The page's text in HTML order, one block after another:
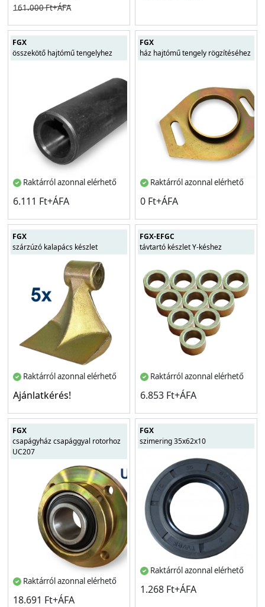
161.000 Ft+ÁFA
FGX
összekötő hajtómű tengelyhez
Raktárról azonnal elérhető
6.111 Ft+ÁFA
FGX
ház hajtómű tengely rögzítéséhez
Raktárról azonnal elérhető
0 Ft+ÁFA
FGX
szárzúzó kalapács készlet
Raktárról azonnal elérhető
Ajánlatkérés!
FGX-EFGC
távtartó készlet Y-késhez
Raktárról azonnal elérhető
6.853 Ft+ÁFA
FGX
csapágyház csapággyal rotorhoz
UC207
Raktárról azonnal elérhető
18.691 Ft+ÁFA
FGX
szimering 35x62x10
Raktárról azonnal elérhető
1.268 Ft+ÁFA